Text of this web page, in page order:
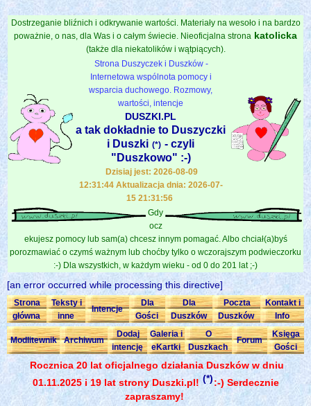
Dostrzeganie bliźnich i odkrywanie wartości. Materiały na wesoło i na bardzo
poważnie, o nas, dla Was i o całym świecie. Nieoficjalna strona katolicka
(także dla niekatolików i wątpiących).
Strona Duszyczek i Duszków -
Internetowa wspólnota pomocy i
wsparcia duchowego. Rozmowy,
wartości, intencje
DUSZKI.PL
a tak dokładnie to Duszyczki
i Duszki (*) - czyli
"Duszkowo" :-)
Dzisiaj jest: 2026-08-09
12:31:44 Aktualizacja dnia: 2026-07-
15 21:31:56
Gdy
ocz
ekujesz pomocy lub sam(a) chcesz innym pomagać. Albo chciał(a)byś
porozmawiać o czymś ważnym lub choćby tylko o wczorajszym podwieczorku
:-) Dla wszystkich, w każdym wieku - od 0 do 201 lat ;-)
[an error occurred while processing this directive]
Strona
główna
Teksty i
inne
Intencje
Dla
Gości
Dla
Duszków
Poczta
Duszków
Kontakt i
Info
Modlitewnik Archiwum
Dodaj
intencję
Galeria i
eKartki
O
Duszkach
Forum
Księga
Gości
Rocznica 20 lat oficjalnego działania Duszków w dniu
01.11.2025 i 19 lat strony Duszki.pl! (*):-) Serdecznie
zapraszamy!